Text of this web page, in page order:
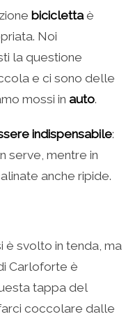
bicicletta è
Noi
la questione
e ci sono delle
mossi in auto.
indispensabile:
serve, mentre in
anche ripide.
è svolto in tenda, ma
Carloforte è
tappa del
coccolare dalle